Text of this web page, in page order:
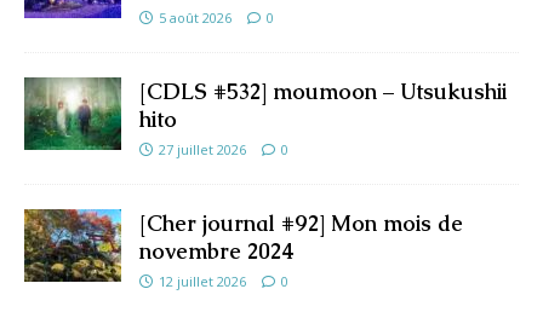
5 août 2026 0
[CDLS #532] moumoon – Utsukushii
hito
27 juillet 2026 0
[Cher journal #92] Mon mois de
novembre 2024
12 juillet 2026 0